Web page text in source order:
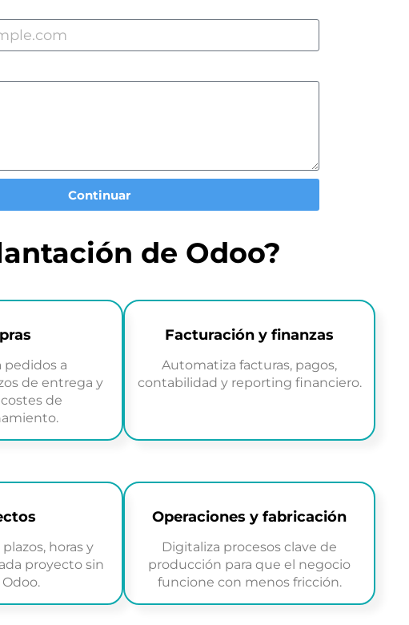
Continuar
de Odoo?
a
de entrega y
de
Facturación y finanzas
Automatiza facturas, pagos,
contabilidad y reporting financiero.
horas y
proyecto sin
Operaciones y fabricación
Digitaliza procesos clave de
producción para que el negocio
funcione con menos fricción.